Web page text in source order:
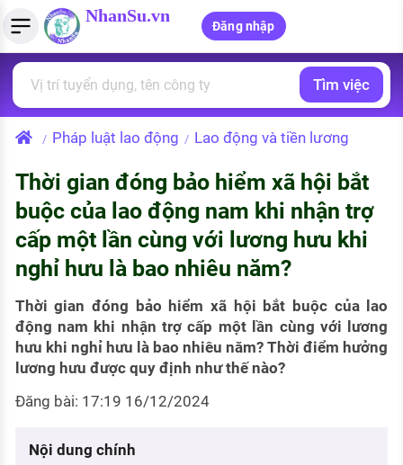
NhanSu.vn
Đăng nhập
Tìm việc làm
Việc làm ngành luật
Việc làm lương cao
Việc làm tốt nhất
CÔNG TY
Danh sách nhà tuyển dụng
Nhà tuyển dụng hàng đầu
Quản lý CV
Tải CV lên
Tạo CV trực tuyến
MẪU CV THEO STYLE
Mẫu CV đơn giản
Mẫu CV hiện đại
Tính lương Gross - Net
Tính thuế thu nhập cá nhân
Tính trợ cấp thất nghiệp
PHÁP LUẬT VIỆT NAM
Văn bản pháp luật
PHÁP LUẬT LAO ĐỘNG
Lao động và tiền lương
Bảo hiểm và phúc lợi
Thuế thu nhập
Hồ sơ biểu mẫu
Tử vi nghề nghiệp
Tìm việc
/ Pháp luật lao động / Lao động và tiền lương
Thời gian đóng bảo hiểm xã hội bắt
buộc của lao động nam khi nhận trợ
cấp một lần cùng với lương hưu khi
nghỉ hưu là bao nhiêu năm?
Thời gian đóng bảo hiểm xã hội bắt buộc của lao
động nam khi nhận trợ cấp một lần cùng với lương
hưu khi nghỉ hưu là bao nhiêu năm? Thời điểm hưởng
lương hưu được quy định như thế nào?
Đăng bài: 17:19 16/12/2024
Nội dung chính